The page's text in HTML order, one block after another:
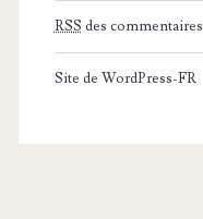
RSS des commentaires
Site de WordPress-FR